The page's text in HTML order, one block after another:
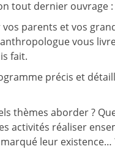
tout dernier ouvrage
vos parents et vos
vous
fait.
précis et
thèmes aborder ?
activités réaliser
leur existence…